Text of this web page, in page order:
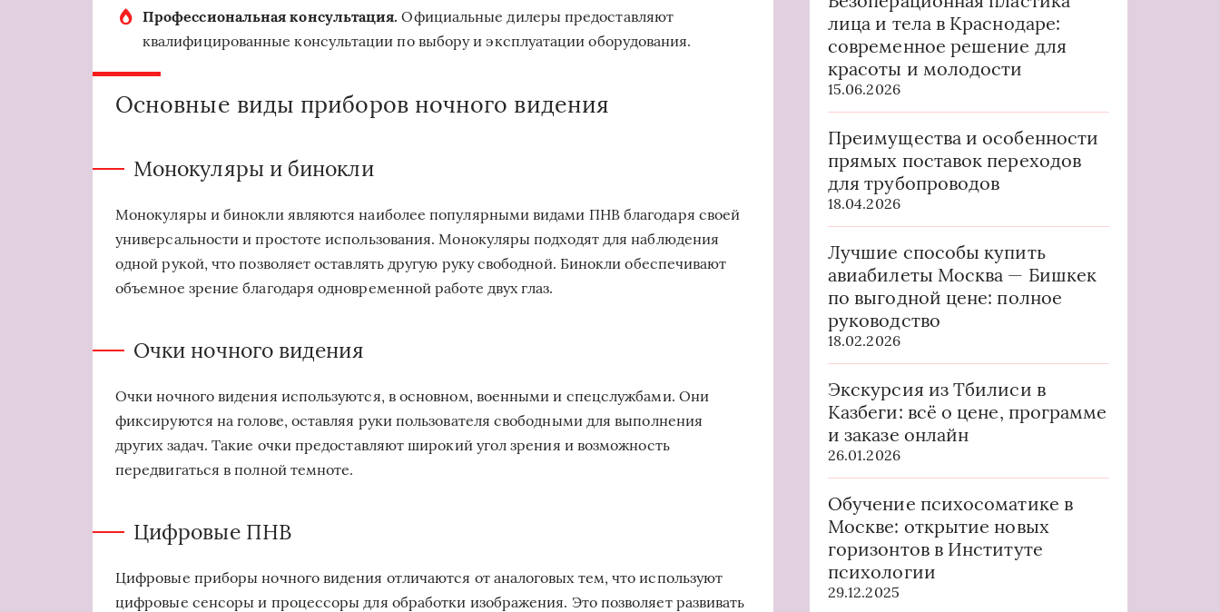
Профессиональная консультация. Официальные дилеры предоставляют
квалифицированные консультации по выбору и эксплуатации оборудования.
Основные виды приборов ночного видения
Монокуляры и бинокли
Монокуляры и бинокли являются наиболее популярными видами ПНВ благодаря своей
универсальности и простоте использования. Монокуляры подходят для наблюдения
одной рукой, что позволяет оставлять другую руку свободной. Бинокли обеспечивают
объемное зрение благодаря одновременной работе двух глаз.
Очки ночного видения
Очки ночного видения используются, в основном, военными и спецслужбами. Они
фиксируются на голове, оставляя руки пользователя свободными для выполнения
других задач. Такие очки предоставляют широкий угол зрения и возможность
передвигаться в полной темноте.
Цифровые ПНВ
Цифровые приборы ночного видения отличаются от аналоговых тем, что используют
цифровые сенсоры и процессоры для обработки изображения. Это позволяет развивать
лица и тела в Краснодаре:
современное решение для
красоты и молодости
15.06.2026
Преимущества и особенности
прямых поставок переходов
для трубопроводов
18.04.2026
Лучшие способы купить
авиабилеты Москва — Бишкек
по выгодной цене: полное
руководство
18.02.2026
Экскурсия из Тбилиси в
Казбеги: всё о цене, программе
и заказе онлайн
26.01.2026
Обучение психосоматике в
Москве: открытие новых
горизонтов в Институте
психологии
29.12.2025